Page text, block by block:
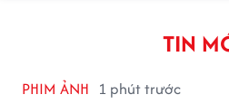
TIN
PHIM ẢNH 1 phút trước